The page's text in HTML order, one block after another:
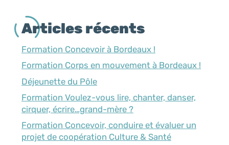
Articles récents
Formation Concevoir à Bordeaux !
Formation Corps en mouvement à Bordeaux !
Déjeunette du Pôle
Formation Voulez-vous lire, chanter, danser,
cirquer, écrire…grand-mère ?
Formation Concevoir, conduire et évaluer un
projet de coopération Culture & Santé